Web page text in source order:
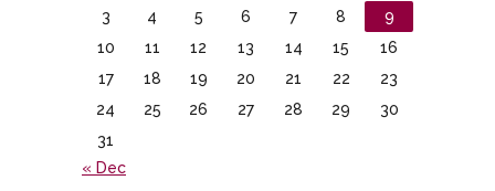
3
4 5 6 7 8
9
10
11 12 13 14 15
16
17
18 19 20 21 22
23
24
25 26 27 28 29
30
31
« Dec